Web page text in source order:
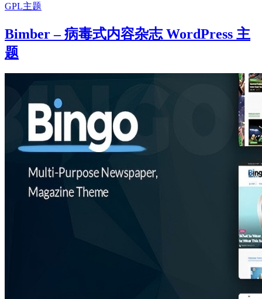
GPL主题
Bimber – 病毒式内容杂志 WordPress 主
题